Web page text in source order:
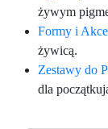
żywym
Formy i
żywicą.
Zestawy do
dla